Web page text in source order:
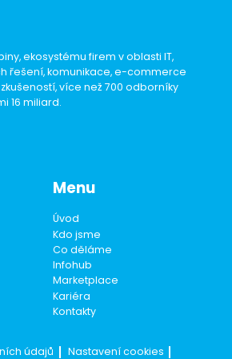
ekosystému firem v oblasti IT,
řešení, komunikace, e-commerce
více než 700 odborníky
16 miliard.
Menu
Úvod
Kdo jsme
Co děláme
Infohub
Marketplace
Kariéra
Kontakty
údajů Nastavení cookies